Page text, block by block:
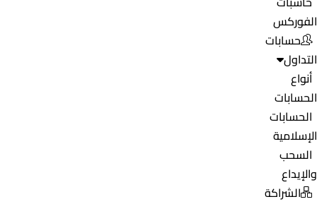
الفوركس
حسابات
التداول
أنواع
الحسابات
الحسابات
الإسلامية
السحب
والإيداع
الشراكة